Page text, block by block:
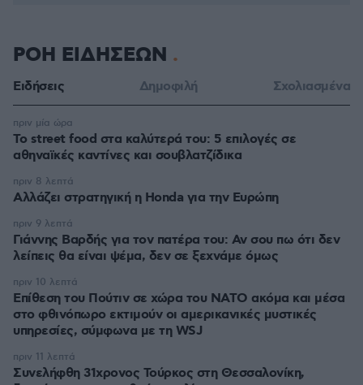
ΡΟΗ ΕΙΔΗΣΕΩΝ
Ειδήσεις Δημοφιλή Σχολιασμένα
Το street food στα καλύτερά του: 5 επιλογές σε
αθηναϊκές καντίνες και σουβλατζίδικα
πριν μία ώρα
Αλλάζει στρατηγική η Honda για την Ευρώπη
πριν 8 λεπτά
Γιάννης Βαρδής για τον πατέρα του: Αν σου πω ότι δεν
λείπεις θα είναι ψέμα, δεν σε ξεχνάμε όμως
πριν 9 λεπτά
Επίθεση του Πούτιν σε χώρα του ΝΑΤΟ ακόμα και μέσα
στο φθινόπωρο εκτιμούν οι αμερικανικές μυστικές
υπηρεσίες, σύμφωνα με τη WSJ
πριν 10 λεπτά
Συνελήφθη 31χρονος Τούρκος στη Θεσσαλονίκη,
πριν 11 λεπτά